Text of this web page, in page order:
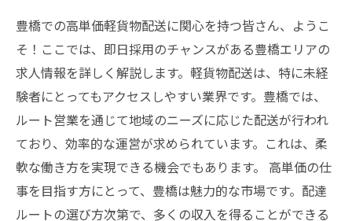
豊橋での高単価軽貨物配送に関心を持つ皆さん、ようこ
そ！ここでは、即日採用のチャンスがある豊橋エリアの
求人情報を詳しく解説します。軽貨物配送は、特に未経
験者にとってもアクセスしやすい業界です。豊橋では、
ルート営業を通じて地域のニーズに応じた配送が行われ
ており、効率的な運営が求められています。これは、柔
軟な働き方を実現できる機会でもあります。 高単価の仕
事を目指す方にとって、豊橋は魅力的な市場です。配達
ルートの選び方次第で、多くの収入を得ることができる